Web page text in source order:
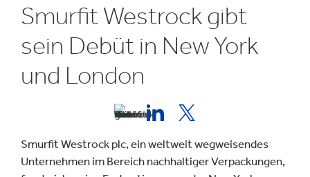
Blog
Smurfit Westrock gibt
sein Debüt in New York
und London
Smurfit Westrock plc, ein weltweit wegweisendes
Unternehmen im Bereich nachhaltiger Verpackungen,